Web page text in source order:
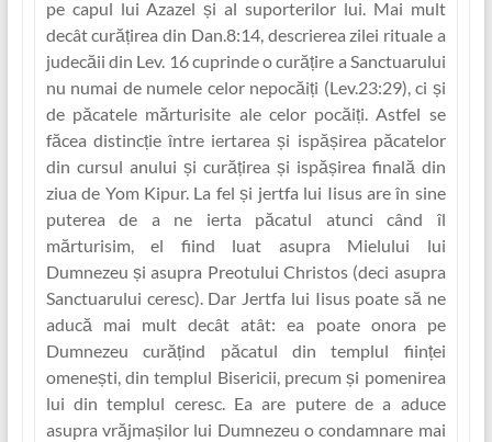
pe capul lui Azazel și al suporterilor lui. Mai mult
decât curăț‏irea din Dan.8:14, descrierea zilei rituale a
judecă‏ii din Lev. 16 cuprinde o curăț‏ire a Sanctuarului
nu numai de numele celor nepocăiț‏i (Lev.23:29), ci și
de păcatele mărturisite ale celor pocăi‏ți. Astfel se
făcea distincț‏ie între iertarea și ispășirea păcatelor
din cursul anului și curăț‏irea și ispășirea finală din
ziua de Yom Kipur. La fel și jertfa lui Iisus are în sine
puterea de a ne ierta păcatul atunci când îl
mărturisim, el fiind luat asupra Mielului lui
Dumnezeu și asupra Preotului Christos (deci asupra
Sanctuarului ceresc). Dar Jertfa lui Iisus poate să ne
aducă mai mult decât atât: ea poate onora pe
Dumnezeu cură‏țind păcatul din templul ființ‏ei
omenești, din templul Bisericii, precum și pomenirea
lui din templul ceresc. Ea are putere de a aduce
asupra vrăjmașilor lui Dumnezeu o condamnare mai